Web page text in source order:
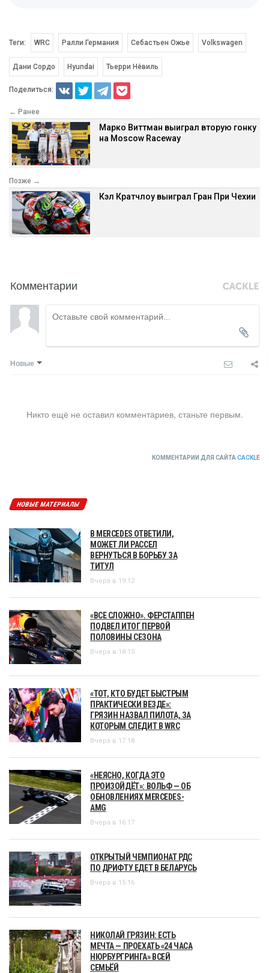
Теги: WRC Ралли Германия Себастьен Ожье Volkswagen
Дани Сордо Hyundai Тьерри Нёвиль
Поделиться:
← Ранее
Марко Виттман выиграл вторую гонку
на Moscow Raceway
Позже →
Кэл Кратчлоу выиграл Гран При Чехии
Комментарии
Новые
Никто ещё не оставил комментариев, станьте первым.
КОММЕНТАРИИ ДЛЯ САЙТА CACKLE
НОВЫЕ МАТЕРИАЛЫ
В MERCEDES ОТВЕТИЛИ,
МОЖЕТ ЛИ РАССЕЛ
ВЕРНУТЬСЯ В БОРЬБУ ЗА
ТИТУЛ
Вчера в 19:12
«ВСЕ СЛОЖНО». ФЕРСТАППЕН
ПОДВЕЛ ИТОГ ПЕРВОЙ
ПОЛОВИНЫ СЕЗОНА
Вчера в 18:15
«ТОТ, КТО БУДЕТ БЫСТРЫМ
ПРАКТИЧЕСКИ ВЕЗДЕ»:
ГРЯЗИН НАЗВАЛ ПИЛОТА, ЗА
КОТОРЫМ СЛЕДИТ В WRC
Вчера в 17:18
«НЕЯСНО, КОГДА ЭТО
ПРОИЗОЙДЁТ»: ВОЛЬФ — ОБ
ОБНОВЛЕНИЯХ MERCEDES-
AMG
Вчера в 16:17
ОТКРЫТЫЙ ЧЕМПИОНАТ РДС
ПО ДРИФТУ ЕДЕТ В БЕЛАРУСЬ
Вчера в 15:16
НИКОЛАЙ ГРЯЗИН: ЕСТЬ
МЕЧТА — ПРОЕХАТЬ «24 ЧАСА
НЮРБУРГРИНГА» ВСЕЙ
СЕМЬЁЙ